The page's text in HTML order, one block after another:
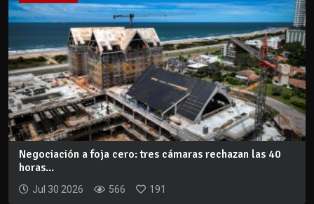
Negociación a foja cero: tres cámaras rechazan las 40
horas...
Jul 30 2026 566 191